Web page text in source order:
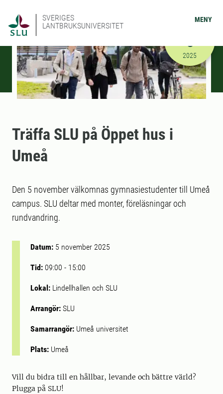
SVERIGES
LANTBRUKSUNIVERSITET
MENY
2025-11-
5
2025
Träffa SLU på Öppet hus i
Umeå
Den 5 november välkomnas gymnasiestudenter till Umeå
campus. SLU deltar med monter, föreläsningar och
rundvandring.
Datum: 5 november 2025
Tid: 09:00 - 15:00
Lokal: Lindellhallen och SLU
Arrangör: SLU
Samarrangör: Umeå universitet
Plats: Umeå
Vill du bidra till en hållbar, levande och bättre värld?
Plugga på SLU!